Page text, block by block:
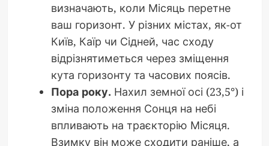
визначають, коли Місяць перетне
ваш горизонт. У різних містах, як-от
Київ, Каїр чи Сідней, час сходу
відрізнятиметься через зміщення
кута горизонту та часових поясів.
Пора року. Нахил земної осі (23,5°) і
зміна положення Сонця на небі
впливають на траєкторію Місяця.
Взимку він може сходити раніше, а